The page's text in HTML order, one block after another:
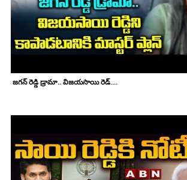
జగన్ రెడ్డి డ్రామా.. విజయసాయి రెడ్....